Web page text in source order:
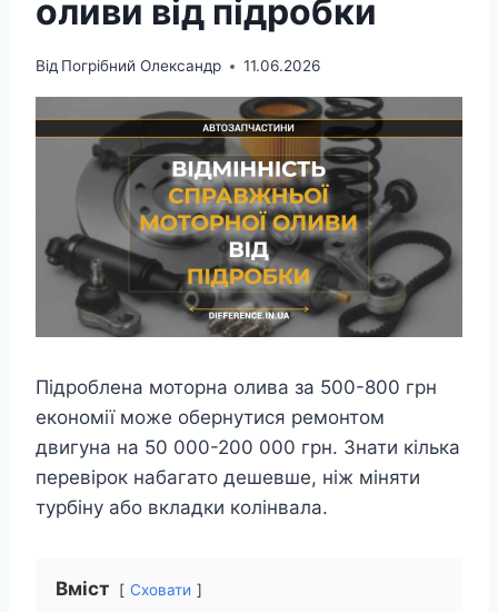
оливи від підробки
Від Погрібний Олександр 11.06.2026
Підроблена моторна олива за 500-800 грн
економії може обернутися ремонтом
двигуна на 50 000-200 000 грн. Знати кілька
перевірок набагато дешевше, ніж міняти
турбіну або вкладки колінвала.
Вміст Сховати